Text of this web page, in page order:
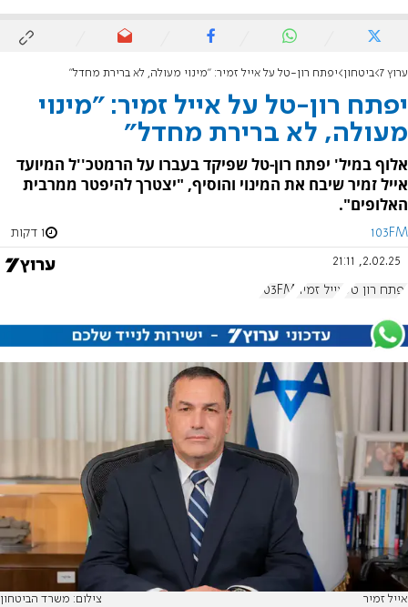
ערוץ 7 ביטחון יפתח רון-טל על אייל זמיר: "מינוי מעולה, לא ברירת מחדל"
יפתח רון-טל על אייל זמיר: "מינוי
מעולה, לא ברירת מחדל"
אלוף במיל' יפתח רון-טל שפיקד בעברו על הרמטכ''ל המיועד
אייל זמיר שיבח את המינוי והוסיף, "יצטרך להיפטר ממרבית
האלופים".
103FM 1 דקות
2.02.25, 21:11
יפתח רון טל אייל זמיר 103FM
אייל זמיר צילום: משרד הביטחון